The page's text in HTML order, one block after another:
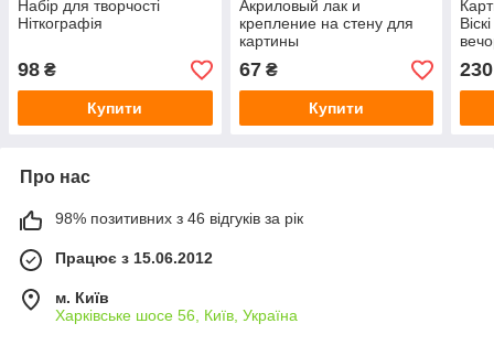
Набір для творчості
Ніткографія
98 ₴
Купити
Акриловый лак и
крепление на стену для
картины
67₴
Купити
230
Про нас
98% позитивних з 46 відгуків за рік
Працює з 15.06.2012
м. Київ
Харківське шосе 56, Київ, Україна